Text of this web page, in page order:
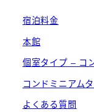
宿泊料金
本館
個室タイプ – コ
コンドミニアム
よくある質問